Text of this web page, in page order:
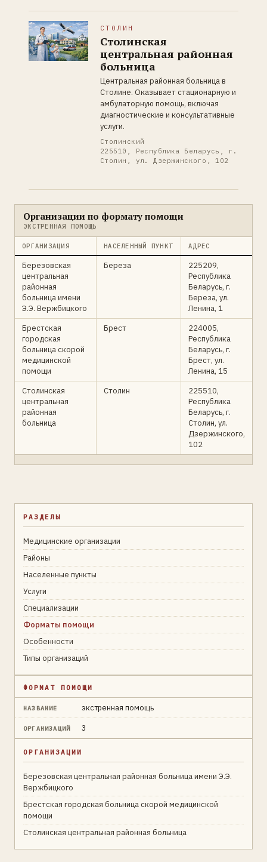
СТОЛИН
Столинская
центральная районная
больница
Центральная районная больница в
Столине. Оказывает стационарную и
амбулаторную помощь, включая
диагностические и консультативные
услуги.
Столинский
225510, Республика Беларусь, г.
Столин, ул. Дзержинского, 102
Организации по формату помощи
ЭКСТРЕННАЯ ПОМОЩЬ
ОРГАНИЗАЦИЯ НАСЕЛЕННЫЙ ПУНКТ АДРЕС
Березовская
центральная
районная
больница имени
Э.Э. Вержбицкого
Береза
225209,
Республика
Беларусь, г.
Береза, ул.
Ленина, 1
Брестская
городская
больница скорой
медицинской
помощи
Брест
224005,
Республика
Беларусь, г.
Брест, ул.
Ленина, 15
Столинская
центральная
районная
больница
Столин
225510,
Республика
Беларусь, г.
Столин, ул.
Дзержинского,
102
РАЗДЕЛЫ
Медицинские организации
Районы
Населенные пункты
Услуги
Специализации
Форматы помощи
Особенности
Типы организаций
ФОРМАТ ПОМОЩИ
НАЗВАНИЕ экстренная помощь
ОРГАНИЗАЦИЙ 3
ОРГАНИЗАЦИИ
Березовская центральная районная больница имени Э.Э.
Вержбицкого
Брестская городская больница скорой медицинской
помощи
Столинская центральная районная больница